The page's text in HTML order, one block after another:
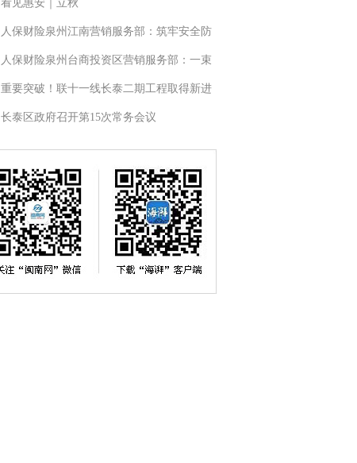
看见惠安｜立秋
人保财险泉州江南营销服务部：筑牢安全防
人保财险泉州台商投资区营销服务部：一束
重要突破！联十一线长泰二期工程取得新进
长泰区政府召开第15次常务会议